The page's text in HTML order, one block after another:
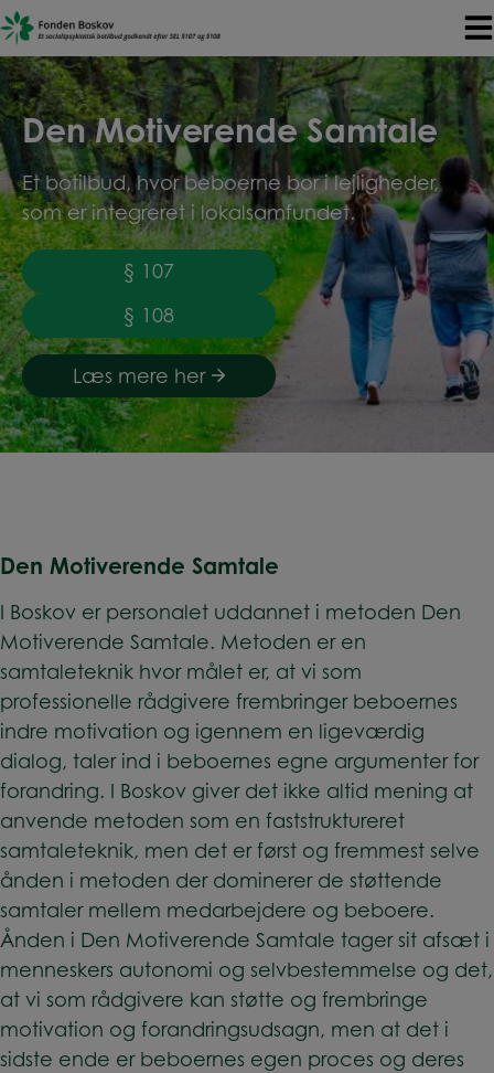
Hop
til
indholdet
Den Motiverende Samtale
Et botilbud, hvor beboerne bor i lejligheder,
som er integreret i lokalsamfundet.
§ 107
§ 108
Læs mere her
Den Motiverende Samtale
I Boskov er personalet uddannet i metoden Den
Motiverende Samtale. Metoden er en
samtaleteknik hvor målet er, at vi som
professionelle rådgivere frembringer beboernes
indre motivation og igennem en ligeværdig
dialog, taler ind i beboernes egne argumenter for
forandring. I Boskov giver det ikke altid mening at
anvende metoden som en faststruktureret
samtaleteknik, men det er først og fremmest selve
ånden i metoden der dominerer de støttende
samtaler mellem medarbejdere og beboere.
Ånden i Den Motiverende Samtale tager sit afsæt i
menneskers autonomi og selvbestemmelse og det,
at vi som rådgivere kan støtte og frembringe
motivation og forandringsudsagn, men at det i
sidste ende er beboernes egen proces og deres